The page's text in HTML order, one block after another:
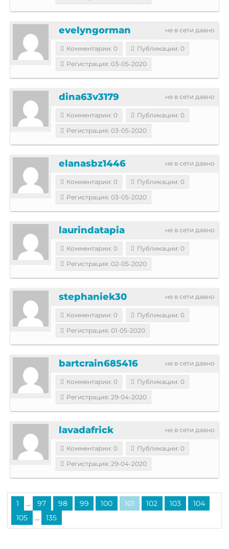
не в сети давно
evelyngorman
Комментарии: 0
Публикации: 0
Регистрация: 03-05-2020
не в сети давно
dina63v3179
Комментарии: 0
Публикации: 0
Регистрация: 03-05-2020
не в сети давно
elanasbz1446
Комментарии: 0
Публикации: 0
Регистрация: 03-05-2020
не в сети давно
laurindatapia
Комментарии: 0
Публикации: 0
Регистрация: 02-05-2020
не в сети давно
stephaniek30
Комментарии: 0
Публикации: 0
Регистрация: 01-05-2020
не в сети давно
bartcrain685416
Комментарии: 0
Публикации: 0
Регистрация: 29-04-2020
не в сети давно
lavadafrick
Комментарии: 0
Публикации: 0
Регистрация: 29-04-2020
1 ... 97 98 99 100 101 102 103
104
105
... 135